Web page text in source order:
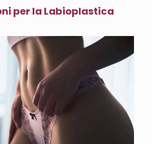
per la Labioplastica